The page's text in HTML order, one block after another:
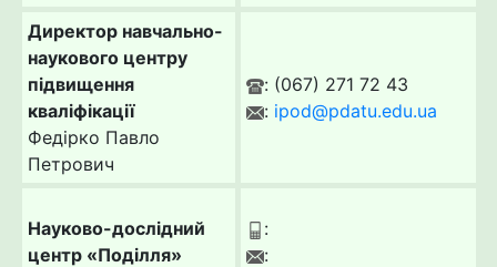
Директор навчально-
наукового центру
підвищення
кваліфікації
Федірко Павло
Петрович
: (067) 271 72 43
: ipod@pdatu.edu.ua
Науково-дослідний
центр «Поділля»
:
: